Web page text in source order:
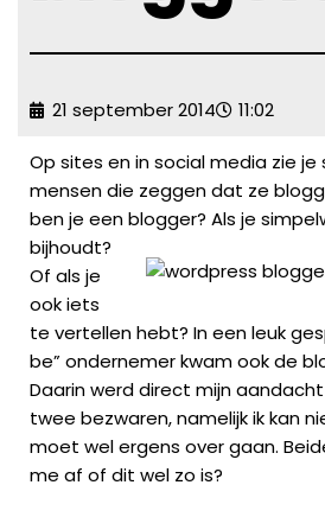
21 september 2014 11:02
Op sites en in social media zie
mensen die zeggen dat ze
ben je een blogger? Als je
bijhoudt?
Of als je
ook iets
te vertellen hebt? In een leuk
be” ondernemer kwam ook de
Daarin werd direct mijn
twee bezwaren, namelijk ik kan
moet wel ergens over gaan.
me af of dit wel zo is?